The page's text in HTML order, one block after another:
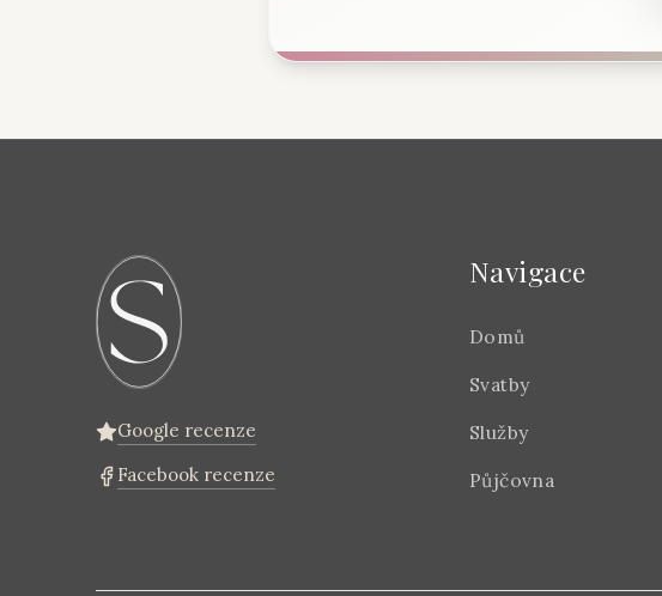
Google recenze
Facebook recenze
Navigace
Domů
Svatby
Služby
Půjčovna